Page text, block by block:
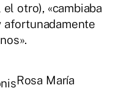
otro), «cambiaba
afortunadamente
Rosa María